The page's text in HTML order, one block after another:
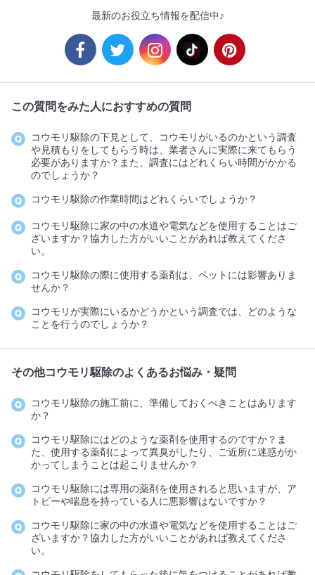
最新のお役立ち情報を配信中♪
この質問をみた人におすすめの質問
コウモリ駆除の下見として、コウモリがいるのかという調査
や見積もりをしてもらう時は、業者さんに実際に来てもらう
必要がありますか？また、調査にはどれくらい時間がかかる
のでしょうか？
コウモリ駆除の作業時間はどれくらいでしょうか？
コウモリ駆除に家の中の水道や電気などを使用することはご
ざいますか？協力した方がいいことがあれば教えてくださ
い。
コウモリ駆除の際に使用する薬剤は、ペットには影響ありま
せんか？
コウモリが実際にいるかどうかという調査では、どのような
ことを行うのでしょうか？
その他コウモリ駆除のよくあるお悩み・疑問
コウモリ駆除の施工前に、準備しておくべきことはあります
か？
コウモリ駆除にはどのような薬剤を使用するのですか？ま
た、使用する薬剤によって異臭がしたり、ご近所に迷惑がか
かってしまうことは起こりませんか？
コウモリ駆除には専用の薬剤を使用されると思いますが、ア
トピーや喘息を持っている人に悪影響はないですか？
コウモリ駆除に家の中の水道や電気などを使用することはご
ざいますか？協力した方がいいことがあれば教えてくださ
い。